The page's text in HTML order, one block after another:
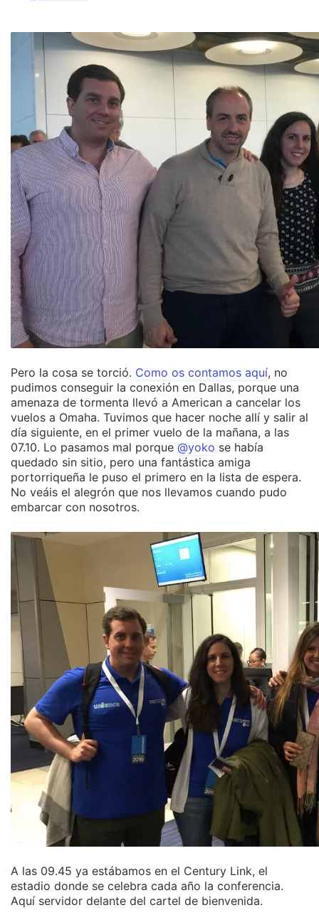
Pero la cosa se torció. Como os contamos aquí, no
pudimos conseguir la conexión en Dallas, porque una
amenaza de tormenta llevó a American a cancelar los
vuelos a Omaha. Tuvimos que hacer noche allí y salir al
día siguiente, en el primer vuelo de la mañana, a las
07.10. Lo pasamos mal porque @yoko se había
quedado sin sitio, pero una fantástica amiga
portorriqueña le puso el primero en la lista de espera.
No veáis el alegrón que nos llevamos cuando pudo
embarcar con nosotros.
A las 09.45 ya estábamos en el Century Link, el
estadio donde se celebra cada año la conferencia.
Aquí servidor delante del cartel de bienvenida.